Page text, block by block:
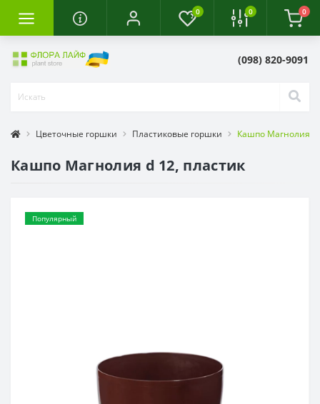
0 0 0
(098) 820-9091
Цветочные горшки Пластиковые горшки Кашпо Магнолия d
Кашпо Магнолия d 12, пластик
Популярный